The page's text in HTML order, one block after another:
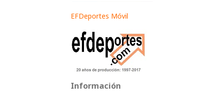
EFDeportes Móvil
Información